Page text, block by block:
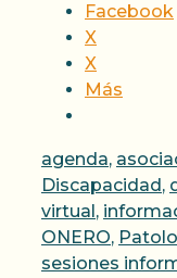
Facebook
X
X
Más
Categorías
agenda,
Discapacidad,
virtual,
ONERO,
sesiones